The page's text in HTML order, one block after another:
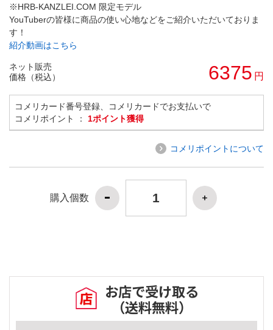
※HRB-KANZLEI.COM 限定モデル
YouTuberの皆様に商品の使い心地などをご紹介いただいておりま
す！
紹介動画はこちら
ネット販売
価格（税込）
6375 円
コメリカード番号登録、コメリカードでお支払いで
コメリポイント ： 1ポイント獲得
コメリポイントについて
購入個数
お店で受け取る
（送料無料）